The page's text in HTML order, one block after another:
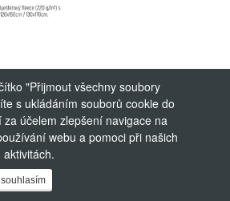
"Přijmout všechny soubory
s ukládáním souborů cookie do
účelem zlepšení navigace na
webu a pomoci při našich